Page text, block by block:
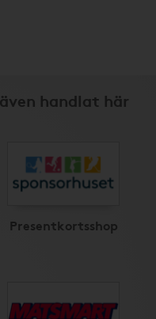
handlat här
Presentkortsshop